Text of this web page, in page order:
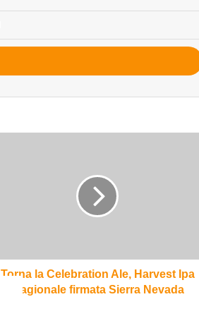
Torna la Celebration Ale, Harvest Ipa
stagionale firmata Sierra Nevada